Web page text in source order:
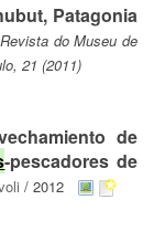
Patagonia
do Museu de
21 (2011)
de
-pescadores de
/ 2012